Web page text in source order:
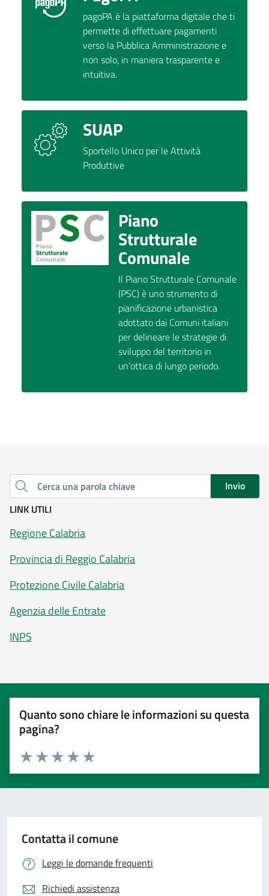
pagoPA è la piattaforma digitale che ti
permette di effettuare pagamenti
verso la Pubblica Amministrazione e
non solo, in maniera trasparente e
intuitiva.
SUAP
Sportello Unico per le Attività
Produttive
Piano
Strutturale
Comunale
Il Piano Strutturale Comunale
(PSC) è uno strumento di
pianificazione urbanistica
adottato dai Comuni italiani
per delineare le strategie di
sviluppo del territorio in
un’ottica di lungo periodo.
Cerca una parola chiave
Invio
LINK UTILI
Regione Calabria
Provincia di Reggio Calabria
Protezione Civile Calabria
Agenzia delle Entrate
INPS
Quanto sono chiare le informazioni su questa
pagina?
Valuta 5 stelle su 5
Valuta 4 stelle su 5
Valuta 3 stelle su 5
Valuta 2 stelle su 5
Valuta 1 stelle su 5
Contatta il comune
Leggi le domande frequenti
Richiedi assistenza